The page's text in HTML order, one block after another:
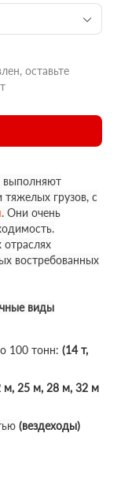
оставьте
выполняют
тяжелых грузов, с
. Они очень
востребованных
виды
100 тонн: (14 т,
м, 25 м, 28 м, 32 м
(вездеходы)